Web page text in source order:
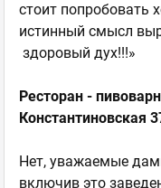
стоит попробовать
истинный смысл
здоровый дух!!!»
Ресторан -
Константиновская
Нет, уважаемые
включив это